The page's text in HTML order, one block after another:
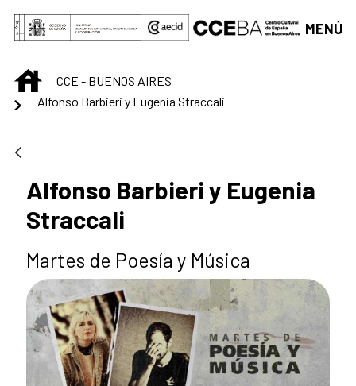
Saltar al contenido principal
MENÚ
INICIOCCE - BUENOS AIRES
Alfonso Barbieri y Eugenia Straccali
Alfonso Barbieri y Eugenia
Straccali
Martes de Poesía y Música